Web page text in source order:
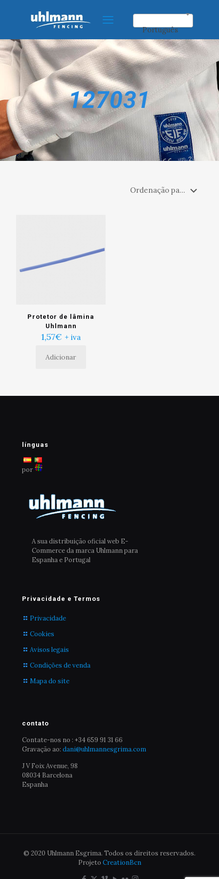
Português
127031
Protetor de lâmina
Uhlmann
1,57€ + iva
Adicionar
línguas
por
A sua distribuição oficial web E-
Commerce da marca Uhlmann para
Espanha e Portugal
Privacidade e Termos
Privacidade
Cookies
Avisos legais
Condições de venda
Mapa do site
contato
Contate-nos no : +34 659 91 31 66
Gravação ao: dani@uhlmannesgrima.com
J V Foix Avenue, 98
08034 Barcelona
Espanha
© 2020 Uhlmann Esgrima. Todos os direitos reservados.
Projeto CreationBcn